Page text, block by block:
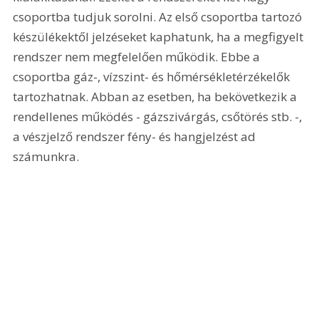
csoportba tudjuk sorolni. Az első csoportba tartozó
készülékektől jelzéseket kaphatunk, ha a megfigyelt
rendszer nem megfelelően működik. Ebbe a
csoportba gáz-, vízszint- és hőmérsékletérzékelők
tartozhatnak. Abban az esetben, ha bekövetkezik a
rendellenes működés - gázszivárgás, csőtörés stb. -,
a vészjelző rendszer fény- és hangjelzést ad
számunkra.